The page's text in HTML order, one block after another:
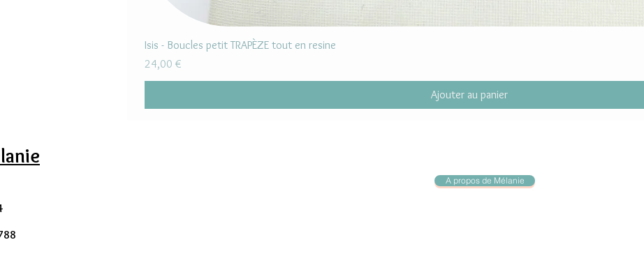
Isis - Boucles petit TRAPÈZE tout en resine
Prix
24,00 €
Ajouter au panier
A propos de Mélanie